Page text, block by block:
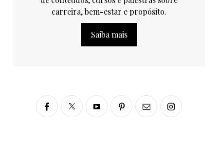
carreira, bem-estar e propósito.
Saiba mais